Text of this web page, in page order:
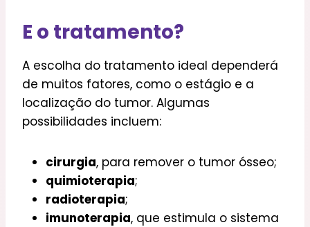
E o tratamento?
A escolha do tratamento ideal dependerá
de muitos fatores, como o estágio e a
localização do tumor. Algumas
possibilidades incluem:
cirurgia, para remover o tumor ósseo;
quimioterapia;
radioterapia;
imunoterapia, que estimula o sistema